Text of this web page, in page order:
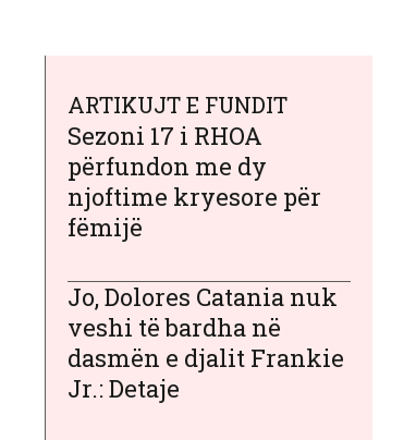
ARTIKUJT E FUNDIT
Sezoni 17 i RHOA
përfundon me dy
njoftime kryesore për
fëmijë
Jo, Dolores Catania nuk
veshi të bardha në
dasmën e djalit Frankie
Jr.: Detaje